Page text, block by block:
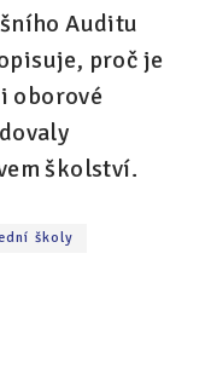
Auditu
proč je
oborové
školství.
školy